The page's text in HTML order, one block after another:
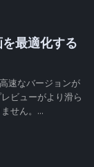
最適化する
速なバージョンが
ビューがより滑ら
せん。...